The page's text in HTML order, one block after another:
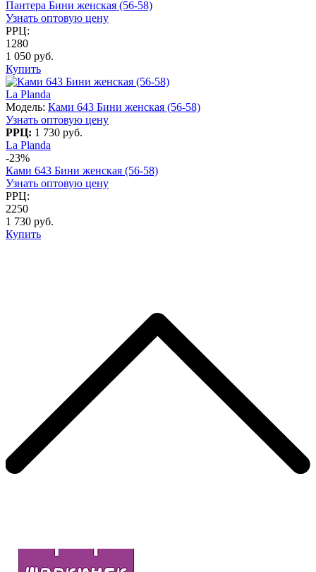
Пантера Бини женская (56-58)
Узнать оптовую цену
РРЦ:
1280
1 050 руб.
Купить
La Planda
Модель: Ками 643 Бини женская (56-58)
Узнать оптовую цену
РРЦ: 1 730 руб.
La Planda
-23%
Ками 643 Бини женская (56-58)
Узнать оптовую цену
РРЦ:
2250
1 730 руб.
Купить